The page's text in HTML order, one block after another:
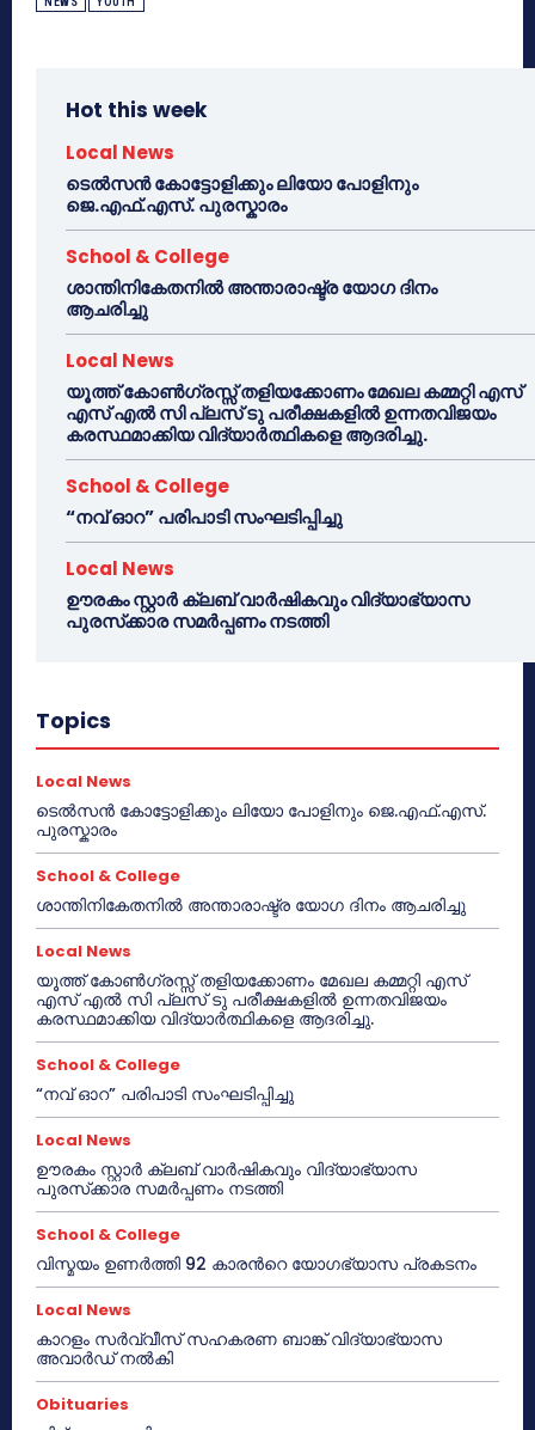
Hot this week
Local News
ടെൽസൻ കോട്ടോളിക്കും ലിയോ പോളിനും
ജെ.എഫ്.എസ്. പുരസ്കാരം
School & College
ശാന്തിനികേതനിൽ അന്താരാഷ്ട്ര യോഗ ദിനം
ആചരിച്ചു
Local News
യൂത്ത് കോൺഗ്രസ്സ് തളിയക്കോണം മേഖല കമ്മറ്റി എസ്
എസ് എൽ സി പ്ലസ് ടു പരീക്ഷകളിൽ ഉന്നതവിജയം
കരസ്ഥമാക്കിയ വിദ്യാർത്ഥികളെ ആദരിച്ചു.
School & College
“നവ് ഓറ” പരിപാടി സംഘടിപ്പിച്ചു
Local News
ഊരകം സ്റ്റാർ ക്ലബ് വാർഷികവും വിദ്യാഭ്യാസ
പുരസ്‌ക്കാര സമർപ്പണം നടത്തി
Topics
Local News
ടെൽസൻ കോട്ടോളിക്കും ലിയോ പോളിനും ജെ.എഫ്.എസ്.
പുരസ്കാരം
School & College
ശാന്തിനികേതനിൽ അന്താരാഷ്ട്ര യോഗ ദിനം ആചരിച്ചു
Local News
യൂത്ത് കോൺഗ്രസ്സ് തളിയക്കോണം മേഖല കമ്മറ്റി എസ്
എസ് എൽ സി പ്ലസ് ടു പരീക്ഷകളിൽ ഉന്നതവിജയം
കരസ്ഥമാക്കിയ വിദ്യാർത്ഥികളെ ആദരിച്ചു.
School & College
“നവ് ഓറ” പരിപാടി സംഘടിപ്പിച്ചു
Local News
ഊരകം സ്റ്റാർ ക്ലബ് വാർഷികവും വിദ്യാഭ്യാസ
പുരസ്‌ക്കാര സമർപ്പണം നടത്തി
School & College
വിസ്മയം ഉണർത്തി 92 കാരൻറെ യോഗഭ്യാസ പ്രകടനം
Local News
കാറളം സർവ്വീസ് സഹകരണ ബാങ്ക് വിദ്യാഭ്യാസ
അവാർഡ് നൽകി
Obituaries